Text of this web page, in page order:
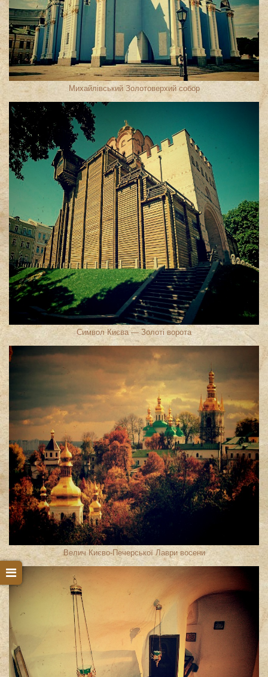
Михайлівський Золотоверхий собор
Символ Києва — Золоті ворота
Велич Києво-Печерської Лаври восени